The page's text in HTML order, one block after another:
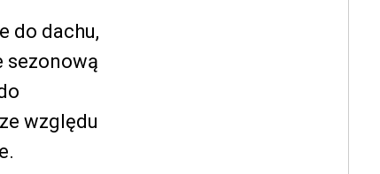
do dachu,
sezonową
względu